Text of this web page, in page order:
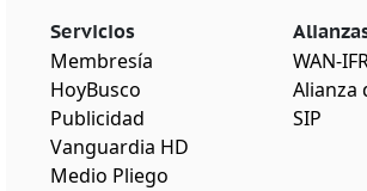
Servicios
Membresía
HoyBusco
Publicidad
Vanguardia HD
Medio Pliego
WAN-
Alianza
SIP